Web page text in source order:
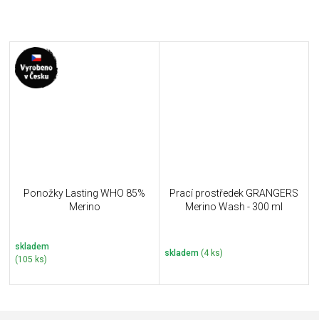
Ponožky Lasting WHO 85%
Merino
skladem
(105 ks)
Prací prostředek GRANGERS
Merino Wash - 300 ml
skladem (4 ks)